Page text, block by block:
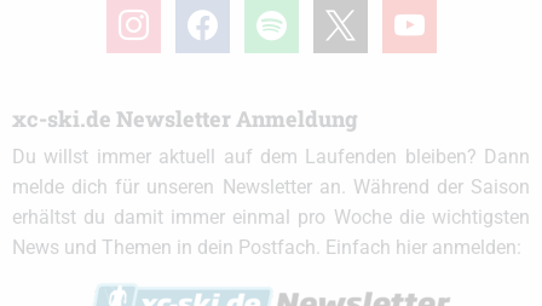
instagramfacebook spotify youtube
xc-ski.de Newsletter Anmeldung
Du willst immer aktuell auf dem Laufenden bleiben? Dann
melde dich für unseren Newsletter an. Während der Saison
erhältst du damit immer einmal pro Woche die wichtigsten
News und Themen in dein Postfach. Einfach hier anmelden: